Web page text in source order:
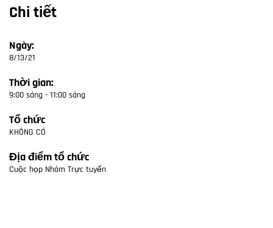
Chi tiết
Ngày:
8/13/21
Thời gian:
9:00 sáng - 11:00 sáng
Tổ chức
KHÔNG CÓ
Địa điểm tổ chức
Cuộc họp Nhóm Trực tuyến